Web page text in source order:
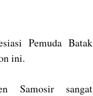
Pemuda Batak
ini.
Samosir sangat